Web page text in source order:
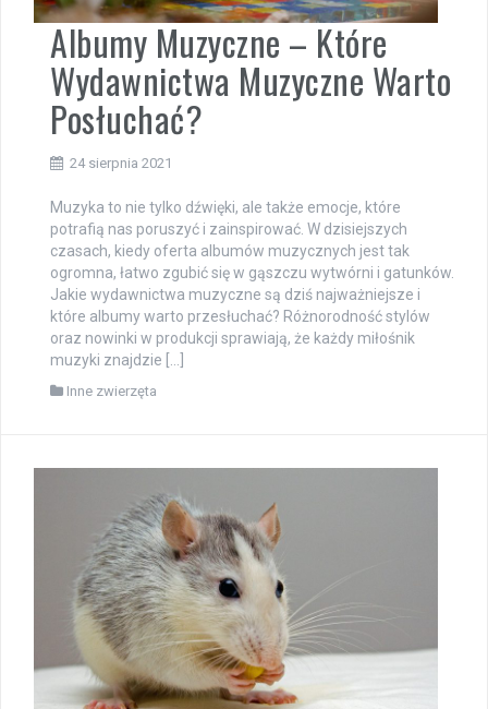
Albumy Muzyczne – Które
Wydawnictwa Muzyczne Warto
Posłuchać?
24 sierpnia 2021
Muzyka to nie tylko dźwięki, ale także emocje, które
potrafią nas poruszyć i zainspirować. W dzisiejszych
czasach, kiedy oferta albumów muzycznych jest tak
ogromna, łatwo zgubić się w gąszczu wytwórni i gatunków.
Jakie wydawnictwa muzyczne są dziś najważniejsze i
które albumy warto przesłuchać? Różnorodność stylów
oraz nowinki w produkcji sprawiają, że każdy miłośnik
muzyki znajdzie […]
Inne zwierzęta